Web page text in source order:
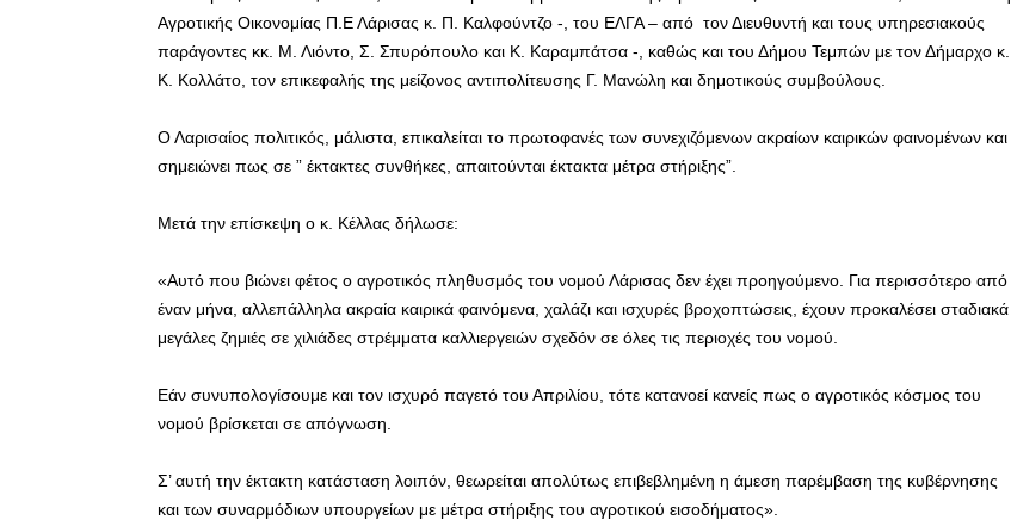
Αγροτικής Οικονομίας Π.Ε Λάρισας κ. Π. Καλφούντζο -, του ΕΛΓΑ – από τον Διευθυντή και τους υπηρεσιακούς
παράγοντες κκ. Μ. Λιόντο, Σ. Σπυρόπουλο και Κ. Καραμπάτσα -, καθώς και του Δήμου Τεμπών με τον Δήμαρχο κ.
Κ. Κολλάτο, τον επικεφαλής της μείζονος αντιπολίτευσης Γ. Μανώλη και δημοτικούς συμβούλους.
Ο Λαρισαίος πολιτικός, μάλιστα, επικαλείται το πρωτοφανές των συνεχιζόμενων ακραίων καιρικών φαινομένων και
σημειώνει πως σε ” έκτακτες συνθήκες, απαιτούνται έκτακτα μέτρα στήριξης”.
Μετά την επίσκεψη ο κ. Κέλλας δήλωσε:
«Αυτό που βιώνει φέτος ο αγροτικός πληθυσμός του νομού Λάρισας δεν έχει προηγούμενο. Για περισσότερο από
έναν μήνα, αλλεπάλληλα ακραία καιρικά φαινόμενα, χαλάζι και ισχυρές βροχοπτώσεις, έχουν προκαλέσει σταδιακά
μεγάλες ζημιές σε χιλιάδες στρέμματα καλλιεργειών σχεδόν σε όλες τις περιοχές του νομού.
Εάν συνυπολογίσουμε και τον ισχυρό παγετό του Απριλίου, τότε κατανοεί κανείς πως ο αγροτικός κόσμος του
νομού βρίσκεται σε απόγνωση.
Σ’ αυτή την έκτακτη κατάσταση λοιπόν, θεωρείται απολύτως επιβεβλημένη η άμεση παρέμβαση της κυβέρνησης
και των συναρμόδιων υπουργείων με μέτρα στήριξης του αγροτικού εισοδήματος».